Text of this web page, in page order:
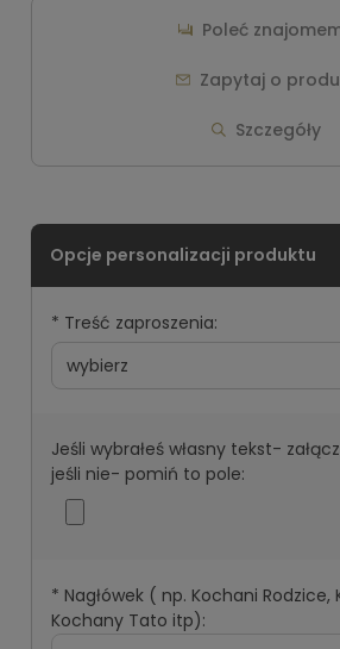
* Treść zaproszenia:
Jeśli wybrałeś własny tekst-
jeśli nie- pomiń to pole:
* Nagłówek ( np. Kochani
Kochany Tato itp):
Szczegóły
Zapytaj o
Poleć